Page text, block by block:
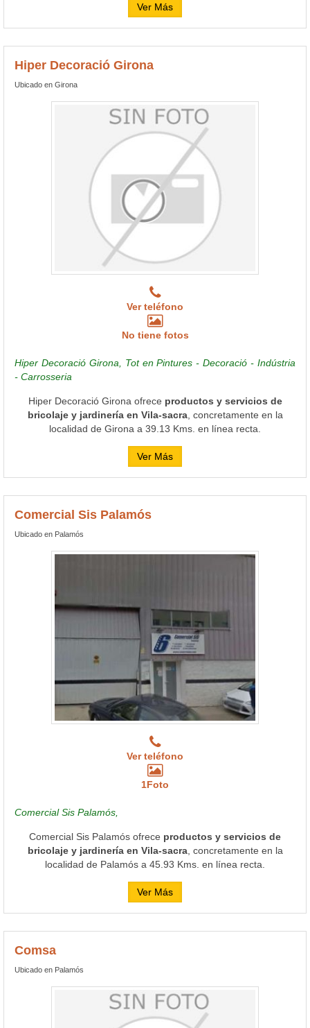
Ver Más
Hiper Decoració Girona
Ubicado en Girona
Ver teléfono
No tiene fotos
Hiper Decoració Girona, Tot en Pintures - Decoració - Indústria
- Carrosseria
Hiper Decoració Girona ofrece productos y servicios de
bricolaje y jardinería en Vila-sacra, concretamente en la
localidad de Girona a 39.13 Kms. en línea recta.
Ver Más
Comercial Sis Palamós
Ubicado en Palamós
Ver teléfono
1Foto
Comercial Sis Palamós,
Comercial Sis Palamós ofrece productos y servicios de
bricolaje y jardinería en Vila-sacra, concretamente en la
localidad de Palamós a 45.93 Kms. en línea recta.
Ver Más
Comsa
Ubicado en Palamós